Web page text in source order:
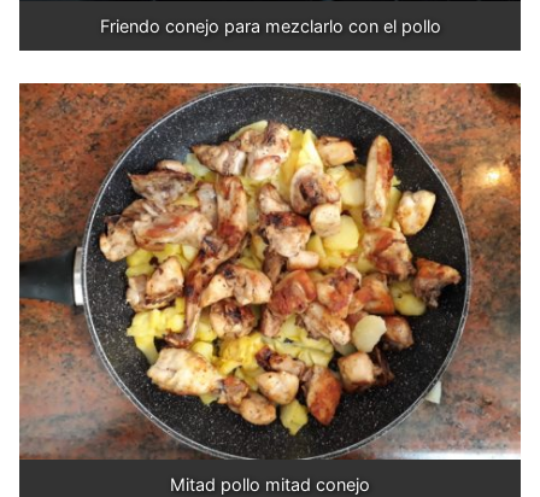
Friendo conejo para mezclarlo con el pollo
Mitad pollo mitad conejo